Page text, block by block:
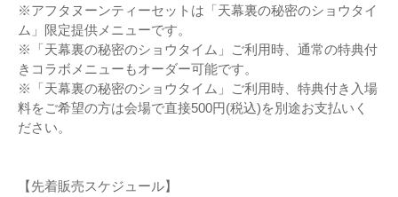
※アフタヌーンティーセットは「天幕裏の秘密のショウタイ
ム」限定提供メニューです。
※「天幕裏の秘密のショウタイム」ご利用時、通常の特典付
きコラボメニューもオーダー可能です。
※「天幕裏の秘密のショウタイム」ご利用時、特典付き入場
料をご希望の方は会場で直接500円(税込)を別途お支払いく
ださい。
【先着販売スケジュール】